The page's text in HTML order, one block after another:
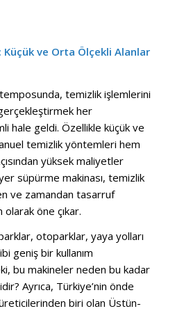
Küçük ve Orta Ölçekli Alanlar
temposunda, temizlik işlemlerini
her
hale geldi. Özellikle küçük ve
temizlik yöntemleri hem
yüksek maliyetler
süpürme makinası, temizlik
ve zamandan tasarruf
öne çıkar.
otoparklar, yaya yolları
geniş bir kullanım
bu makineler neden bu kadar
Ayrıca, Türkiye’nin önde
biri olan Üstün-